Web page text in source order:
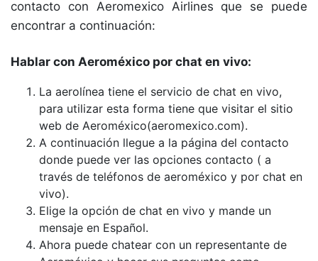
contacto con Aeromexico Airlines que se puede
encontrar a continuación:
Hablar con Aeroméxico por chat en vivo:
La aerolínea tiene el servicio de chat en vivo,
para utilizar esta forma tiene que visitar el sitio
web de Aeroméxico(aeromexico.com).
A continuación llegue a la página del contacto
donde puede ver las opciones contacto ( a
través de teléfonos de aeroméxico y por chat en
vivo).
Elige la opción de chat en vivo y mande un
mensaje en Español.
Ahora puede chatear con un representante de